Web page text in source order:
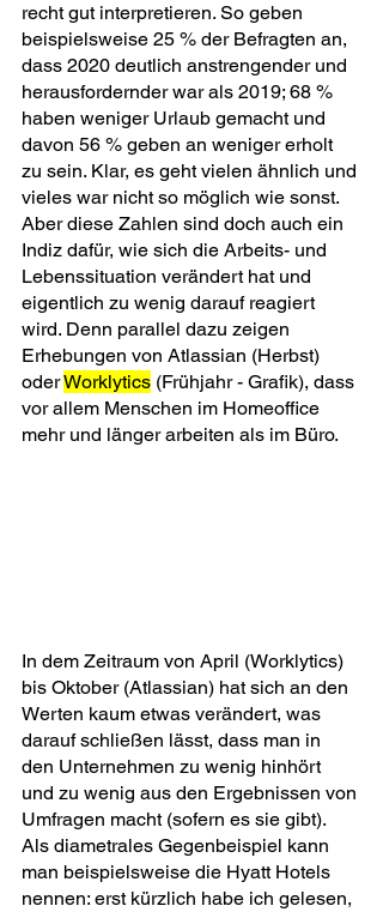
recht gut interpretieren. So geben
beispielsweise 25 % der Befragten an,
dass 2020 deutlich anstrengender und
herausfordernder war als 2019; 68 %
haben weniger Urlaub gemacht und
davon 56 % geben an weniger erholt
zu sein. Klar, es geht vielen ähnlich und
vieles war nicht so möglich wie sonst.
Aber diese Zahlen sind doch auch ein
Indiz dafür, wie sich die Arbeits- und
Lebenssituation verändert hat und
eigentlich zu wenig darauf reagiert
wird. Denn parallel dazu zeigen
Erhebungen von Atlassian (Herbst)
oder Worklytics (Frühjahr - Grafik), dass
vor allem Menschen im Homeoffice
mehr und länger arbeiten als im Büro.
In dem Zeitraum von April (Worklytics)
bis Oktober (Atlassian) hat sich an den
Werten kaum etwas verändert, was
darauf schließen lässt, dass man in
den Unternehmen zu wenig hinhört
und zu wenig aus den Ergebnissen von
Umfragen macht (sofern es sie gibt).
Als diametrales Gegenbeispiel kann
man beispielsweise die Hyatt Hotels
nennen: erst kürzlich habe ich gelesen,